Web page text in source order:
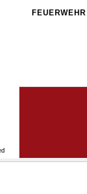
FEUERWEHR